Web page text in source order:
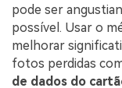
pode ser
possível. Usar o
melhorar
fotos perdidas
de dados do